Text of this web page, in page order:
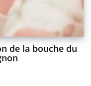
de la bouche du